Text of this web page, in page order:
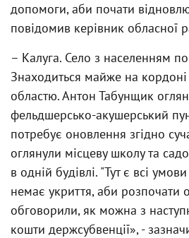
допомоги, аби почати
повідомив керівник обласної
– Калуга. Село з населенням
Знаходиться майже на
областю. Антон Табунщик
фельдшерсько-акушерський
потребує оновлення згідно
оглянули місцеву школу та
в одній будівлі. "Тут є всі
немає укриття, аби розпочати
обговорили, як можна з
кошти держсубвенції», -